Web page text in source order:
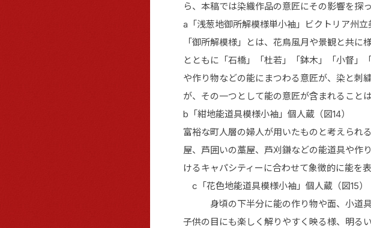
ら、本稿では染織作品の意匠にその影響を探っ
a「浅葱地御所解模様単小袖」ビクトリア州立
「御所解模様」とは、花鳥風月や景観と共
とともに「石橋」「杜若」「鉢木」「小督」
や作り物などの能にまつわる意匠が、染と刺
が、その一つとして能の意匠が含まれること
b「紺地能道具模様小袖」個人蔵（図14）
富裕な町人層の婦人が用いたものと考えられ
屋、芦囲いの藁屋、芦刈鎌などの能道具や作
けるキャパシティーに合わせて象徴的に能を
c「花色地能道具模様小袖」個人蔵（図15）
身頃の下半分に能の作り物や面、小道具
子供の目にも楽しく解りやすく映る様、明る